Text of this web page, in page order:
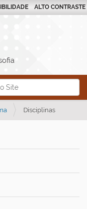
ALTO CONTRASTE
Disciplinas